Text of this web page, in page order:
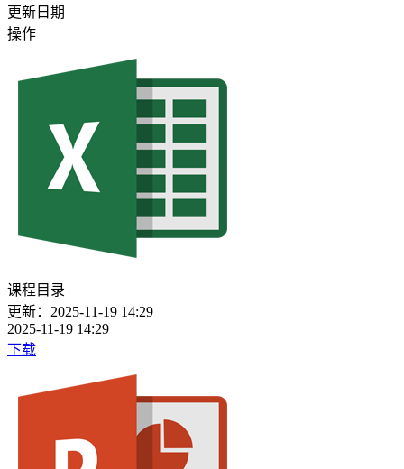
更新日期
操作
课程目录
更新：2025-11-19 14:29
2025-11-19 14:29
下载